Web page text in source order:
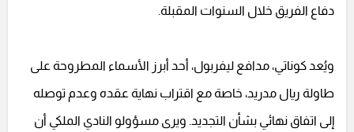
دفاع الفريق خلال السنوات المقبلة.
ويُعد كوناتي، مدافع ليفربول، أحد أبرز الأسماء المطروحة على
طاولة ريال مدريد، خاصة مع اقتراب نهاية عقده وعدم توصله
إلى اتفاق نهائي بشأن التجديد. ويرى مسؤولو النادي الملكي أن